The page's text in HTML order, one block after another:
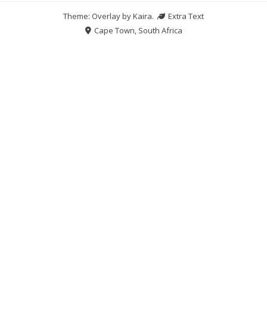
Theme: Overlay byKaira.
Extra Text
Cape Town, South Africa